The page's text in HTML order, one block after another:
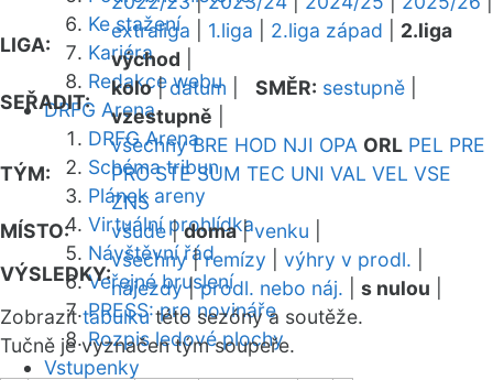
Ke stažení
Kariéra
Redakce webu
DRFG Arena
DRFG Arena
Schéma tribun
Plánek areny
Virtuální prohlídka
Návštěvní řád
Veřejné bruslení
PRESS: pro novináře
Rozpis ledové plochy
Vstupenky
LIGA:
extraliga 1.liga 2.liga západ
2.liga
východ
SEŘADIT:
kolo|datum SMĚR: sestupně
vzestupně
TÝM:
všechny BRE HOD NJI OPA ORL PEL PRE
PRO STE SUM TEC UNI VAL VEL VSE
ZNS
MÍSTO:
všude|doma|venku
VÝSLEDKY:
všechny|remízy výhry v prodl.
nájezdy|prodl. nebo náj. s nulou
Zobrazittabulkutéto sezóny a soutěže.
Tučně je vyznačen tým soupeře.